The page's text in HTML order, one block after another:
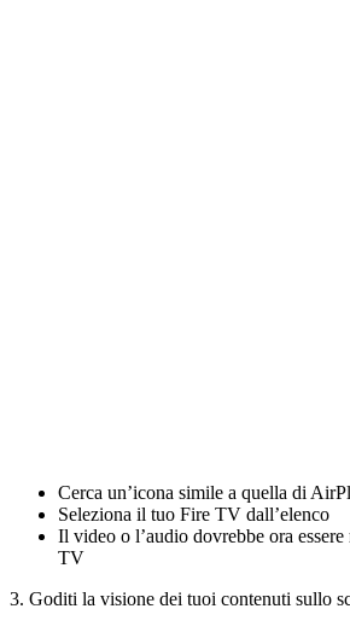
Cerca un’icona simile a quella di
Seleziona il tuo Fire TV dall’elenco
Il video o l’audio dovrebbe ora
TV
3. Goditi la visione dei tuoi contenuti sullo